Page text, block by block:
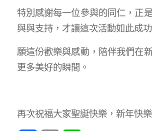
特別感謝每一位參與的同仁，正
與與支持，才讓這次活動如此成功
願這份歡樂與感動，陪伴我們在
更多美好的瞬間。
再次祝福大家聖誕快樂，新年快